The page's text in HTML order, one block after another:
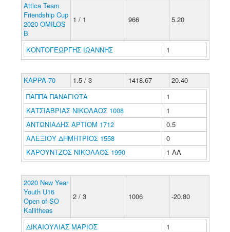
Attica Team
Friendship Cup
2020 OMILOS
Β
1 / 1 966 5.20
ΚΟΝΤΟΓΕΩΡΓΗΣ ΙΩΑΝΝΗΣ 1
KAPPA-70 1.5 / 3 1418.67
20.40
ΠΑΠΠΑ ΠΑΝΑΓΙΩΤΑ
1
ΚΑΤΣΙΑΒΡΙΑΣ ΝΙΚΟΛΑΟΣ 1008
1
ΑΝΤΩΝΙΑΔΗΣ ΑΡΤΙΟΜ 1712
0.5
ΑΛΕΞΙΟΥ ΔΗΜΗΤΡΙΟΣ 1558
0
ΚΑΡΟΥΝΤΖΟΣ ΝΙΚΟΛΑΟΣ 1990
1 ΑΑ
2020 New Year
Youth U16
Open of SO
Kallitheas
2 / 3 1006 -20.80
ΔΙΚΑΙΟΥΛΙΑΣ ΜΑΡΙΟΣ
1